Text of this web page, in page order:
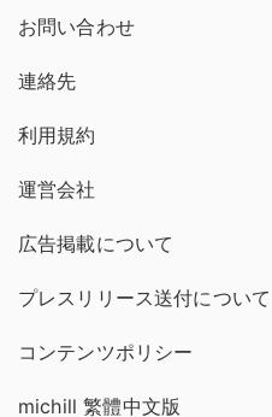
お問い合わせ
連絡先
利用規約
運営会社
広告掲載について
プレスリリース送付について
コンテンツポリシー
michill 繁體中文版